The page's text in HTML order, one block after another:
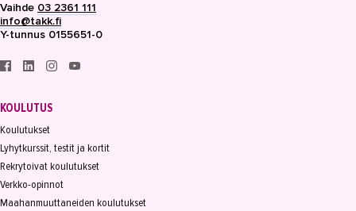
Työyhteisö ja työura
Valimotekniikka
Vaihde 03 2361 111
info@takk.fi
Y-tunnus 0155651-0
KOULUTUS
Koulutukset
Lyhytkurssit, testit ja kortit
Rekrytoivat koulutukset
Verkko-opinnot
Maahanmuuttaneiden koulutukset